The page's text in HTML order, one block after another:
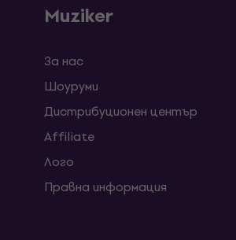
Muziker
За нас
Шоуруми
Дистрибуционен център
Affiliate
Лого
Правна информация